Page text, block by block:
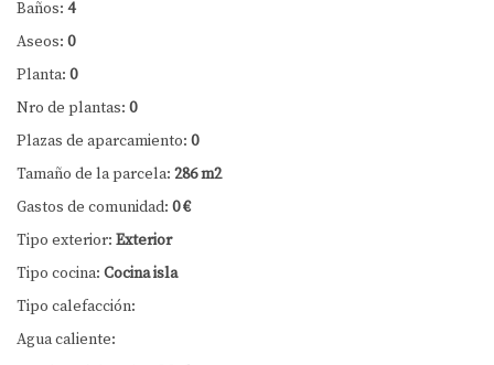
Baños: 4
Aseos: 0
Planta: 0
Nro de plantas: 0
Plazas de aparcamiento: 0
Tamaño de la parcela: 286 m2
Gastos de comunidad: 0 €
Tipo exterior: Exterior
Tipo cocina: Cocina isla
Tipo calefacción:
Agua caliente: